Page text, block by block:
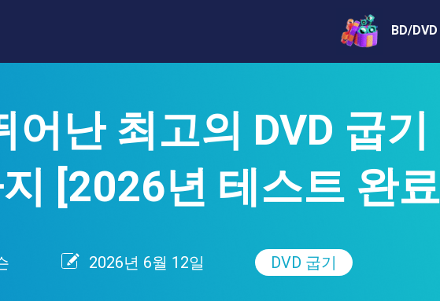
BD/DVD
어난 최고의 DVD 굽
[2026년 테스트 완
2026년 6월 12일 DVD 굽기